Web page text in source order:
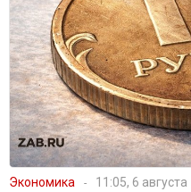
Экономика 11:05, 6 августа